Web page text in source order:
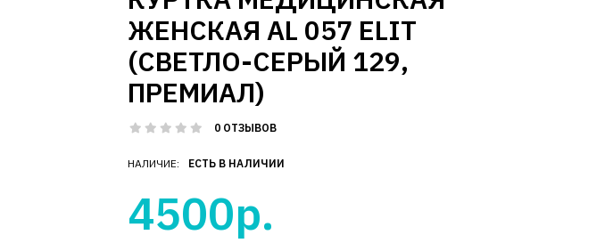
ЖЕНСКАЯ AL 057 ELIT
(СВЕТЛО-СЕРЫЙ 129,
ПРЕМИАЛ)
0 ОТЗЫВОВ
НАЛИЧИЕ: ЕСТЬ В НАЛИЧИИ
4500р.